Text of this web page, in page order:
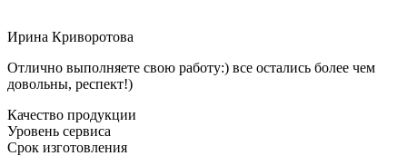
Ирина Криворотова
Отлично выполняете свою работу:) все остались более чем
довольны, респект!)
Качество продукции
Уровень сервиса
Срок изготовления